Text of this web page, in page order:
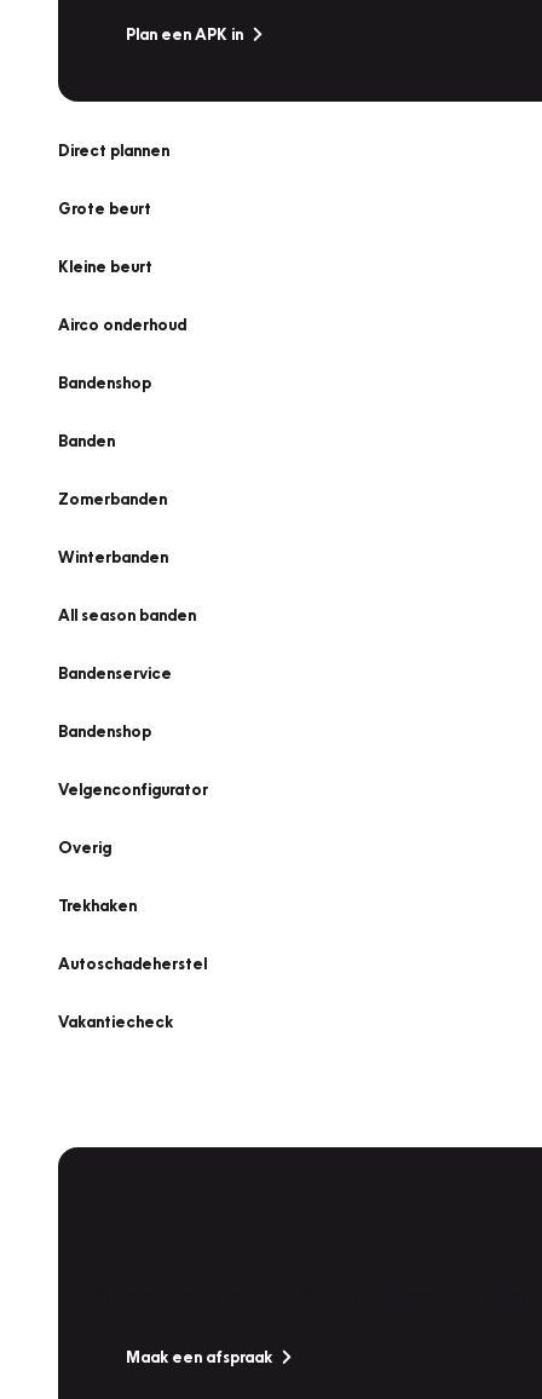
Plan een APK in
Direct plannen
Grote beurt
Kleine beurt
Airco onderhoud
Bandenshop
Banden
Zomerbanden
Winterbanden
All season banden
Bandenservice
Bandenshop
Velgenconfigurator
Overig
Trekhaken
Autoschadeherstel
Vakantiecheck
Maak een afspraak